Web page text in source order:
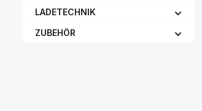
LADETECHNIK
ZUBEHÖR